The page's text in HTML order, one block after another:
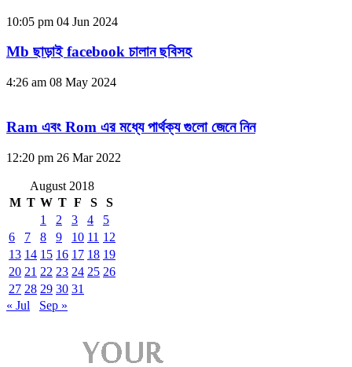
10:05 pm 04 Jun 2024
Mb ছাড়াই facebook চালান ছবিসহ
4:26 am 08 May 2024
Ram এবং Rom এর মধ্যে পার্থক্য গুলো জেনে নিন
12:20 pm 26 Mar 2022
August 2018
M T W T F S
S
1
2 3 4
5
6
7 8 9 10 11 12
13 14 15 16 17 18 19
20 21 22 23 24 25 26
27 28 29 30 31
« Jul
Sep »